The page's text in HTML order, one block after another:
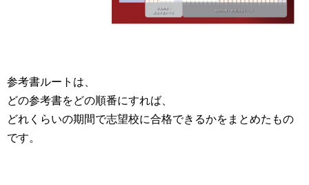
参考書ルートは、
どの参考書をどの順番にすれば、
どれくらいの期間で志望校に合格できるかをまとめたもの
です。